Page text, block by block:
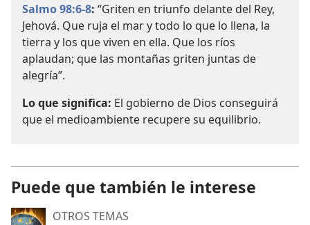
Salmo 98:6-8: “Griten en triunfo delante del Rey,
Jehová. Que ruja el mar y todo lo que lo llena, la
tierra y los que viven en ella. Que los ríos
aplaudan; que las montañas griten juntas de
alegría”.
Lo que significa: El gobierno de Dios conseguirá
que el medioambiente recupere su equilibrio.
Puede que también le interese
OTROS TEMAS